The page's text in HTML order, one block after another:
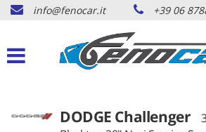
HOME
AUTO DISPONIBILI
info@fenocar.it +39 06
DODGE Challenger
preferenze
di
seguente